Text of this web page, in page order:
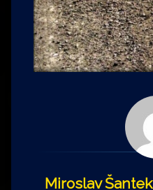
Miroslav Šantek